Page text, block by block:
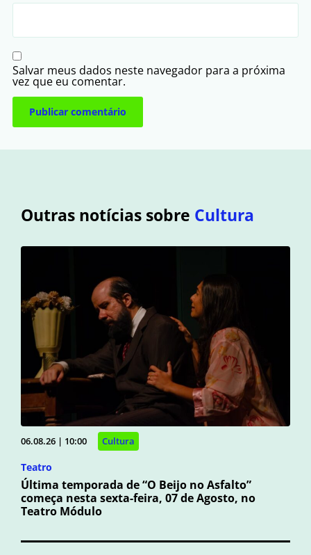
Salvar meus dados neste navegador para a próxima
vez que eu comentar.
Outras notícias sobre Cultura
06.08.26 | 10:00 Cultura
Teatro
Última temporada de “O Beijo no Asfalto”
começa nesta sexta-feira, 07 de Agosto, no
Teatro Módulo